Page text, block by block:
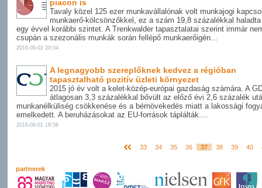
piacon is
Tavaly közel 125 ezer munkavállalónak volt munkajogi
munkaerő-kölcsönzőkkel, ez a szám 19,8 százalékkal
egy évvel korábbi szintet. A Trenkwalder tapasztalatai szerint immár
csupán a szezonális munkák során fellépő munkaerőigén...
2016-09-02 20:04
A legnagyobb szereplőknek kedvez a régióban
tapasztalható pozitív üzleti környezet
2015 jó év volt a kelet-közép-európai gazdaság számára. A
átlagosan 3,3 százalékkal bővült az előző évi 2,6 százalék
munkanélküliség csökkenése és a bérnövekedés miatt a lakossági
emelkedett. A beruházásokat az EU-források táplálták....
2016-09-01 18:58
33 34 35 36 37 38 39 40
partnerek